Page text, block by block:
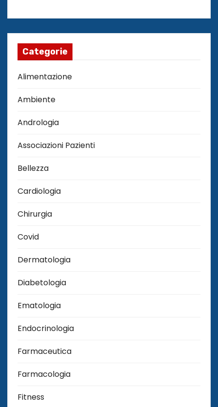
Categorie
Alimentazione
Ambiente
Andrologia
Associazioni Pazienti
Bellezza
Cardiologia
Chirurgia
Covid
Dermatologia
Diabetologia
Ematologia
Endocrinologia
Farmaceutica
Farmacologia
Fitness